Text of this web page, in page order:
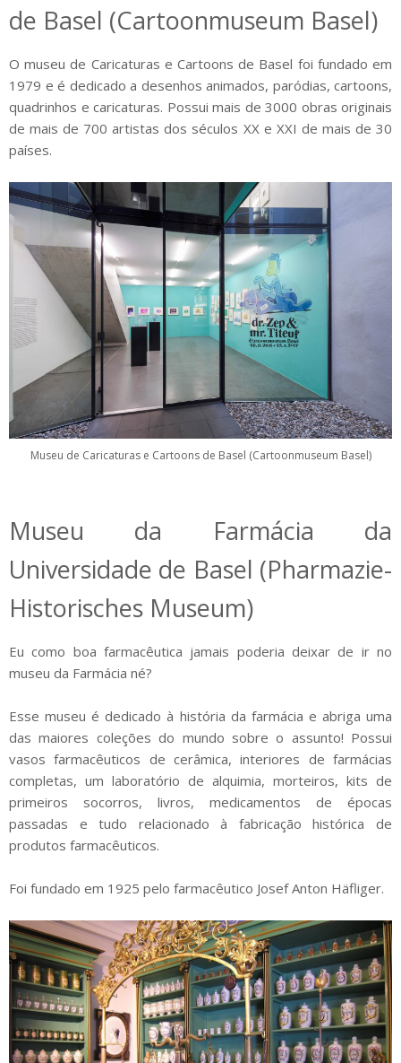
de Basel (Cartoonmuseum Basel)
O museu de Caricaturas e Cartoons de Basel foi fundado em
1979 e é dedicado a desenhos animados, paródias, cartoons,
quadrinhos e caricaturas. Possui mais de 3000 obras originais
de mais de 700 artistas dos séculos XX e XXI de mais de 30
países.
Museu de Caricaturas e Cartoons de Basel (Cartoonmuseum Basel)
Museu da Farmácia da
Universidade de Basel (Pharmazie-
Historisches Museum)
Eu como boa farmacêutica jamais poderia deixar de ir no
museu da Farmácia né?
Esse museu é dedicado à história da farmácia e abriga uma
das maiores coleções do mundo sobre o assunto! Possui
vasos farmacêuticos de cerâmica, interiores de farmácias
completas, um laboratório de alquimia, morteiros, kits de
primeiros socorros, livros, medicamentos de épocas
passadas e tudo relacionado à fabricação histórica de
produtos farmacêuticos.
Foi fundado em 1925 pelo farmacêutico Josef Anton Häfliger.